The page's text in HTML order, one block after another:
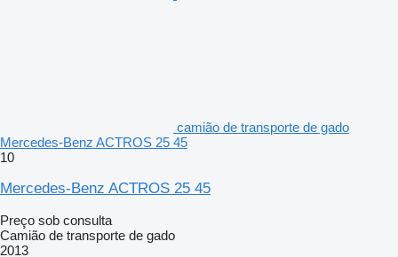
camião de transporte de gado
Mercedes-Benz ACTROS 25 45
10
Mercedes-Benz ACTROS 25 45
Preço sob consulta
Camião de transporte de gado
2013